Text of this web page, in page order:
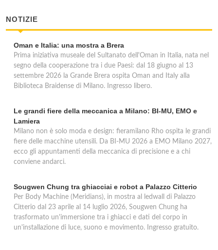
NOTIZIE
Oman e Italia: una mostra a Brera
Prima iniziativa museale del Sultanato dell'Oman in Italia, nata nel
segno della cooperazione tra i due Paesi: dal 18 giugno al 13
settembre 2026 la Grande Brera ospita Oman and Italy alla
Biblioteca Braidense di Milano. Ingresso libero.
Le grandi fiere della meccanica a Milano: BI-MU, EMO e
Lamiera
Milano non è solo moda e design: fieramilano Rho ospita le grandi
fiere delle macchine utensili. Da BI-MU 2026 a EMO Milano 2027,
ecco gli appuntamenti della meccanica di precisione e a chi
conviene andarci.
Sougwen Chung tra ghiacciai e robot a Palazzo Citterio
Per Body Machine (Meridians), in mostra al ledwall di Palazzo
Citterio dal 23 aprile al 14 luglio 2026, Sougwen Chung ha
trasformato un'immersione tra i ghiacci e dati del corpo in
un'installazione di luce, suono e movimento. Ingresso gratuito.